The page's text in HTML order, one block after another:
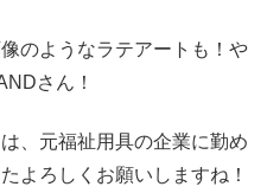
のようなラテアートも！や
さん！
、元福祉用具の企業に勤め
よろしくお願いしますね！